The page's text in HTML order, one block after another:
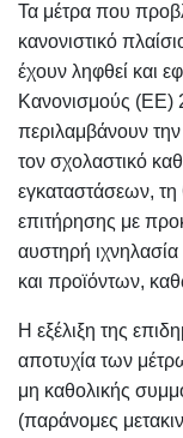
Τα μέτρα που
κανονιστικό
έχουν ληφθεί και
Κανονισμούς (ΕΕ)
περιλαμβάνουν
τον σχολαστικό
εγκαταστάσεων,
επιτήρησης με
αυστηρή
και προϊόντων,
Η εξέλιξη της
αποτυχία των
μη καθολικής
(παράνομες